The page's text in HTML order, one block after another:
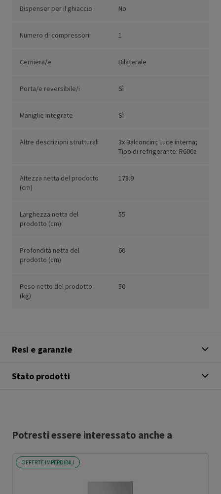
Dispenser per il ghiaccio No
Numero di compressori 1
Cerniera/e Bilaterale
Porta/e reversibile/i Sì
Maniglie integrate Sì
Altre descrizioni strutturali
3x Balconcini; Luce interna;
Tipo di refrigerante: R600a
Altezza netta del prodotto
(cm)
178.9
Larghezza netta del
prodotto (cm)
55
Profondità netta del
prodotto (cm)
60
Peso netto del prodotto
(kg)
50
Resi e garanzie
Stato prodotti
Potresti essere interessato anche a
OFFERTE IMPERDIBILI